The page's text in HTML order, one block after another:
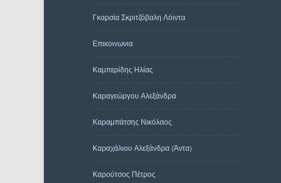
Γκαρσία Σκριτζόβαλη Λόιντα
Επικοινωνια
Καμπερίδης Ηλίας
Καραγεώργου Αλεξάνδρα
Καραμπάτσης Νικόλαος
Καραχάλιου Αλεξάνδρα (Άντα)
Καρούτσος Πέτρος